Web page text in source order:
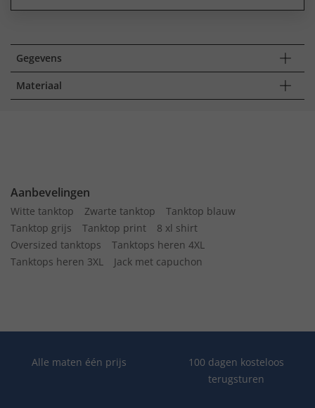
Gegevens
Materiaal
Aanbevelingen
Witte tanktop Zwarte tanktop
Tanktop blauw
Tanktop grijs
Tanktop print
8 xl shirt
Oversized tanktops
Tanktops heren 4XL
Tanktops heren 3XL
Jack met capuchon
Alle maten één prijs
100 dagen kosteloos
terugsturen